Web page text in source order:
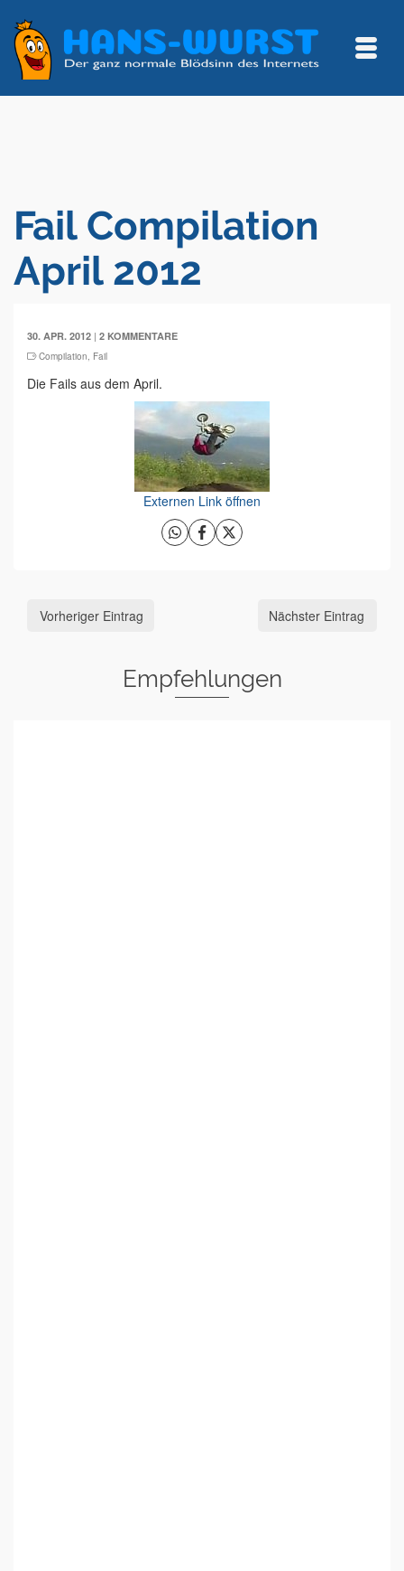
Fail Compilation
April 2012
30. APR. 2012 | 2 KOMMENTARE
Compilation, Fail
Die Fails aus dem April.
Externen Link öffnen
Vorheriger Eintrag Nächster Eintrag
Empfehlungen